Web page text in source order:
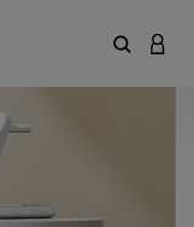
키워드